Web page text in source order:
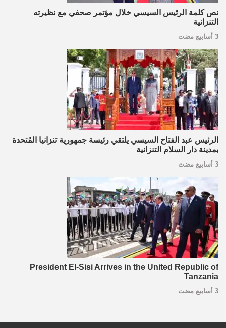
نص كلمة الرئيس السيسي خلال مؤتمر صحفي مع نظيرته
التنزانية
3 أسابيع مضت
الرئيس عبد الفتاح السيسي يلتقي رئيسة جمهورية تنزانيا المُتحدة
بمدينة دار السلام التنزانية
3 أسابيع مضت
President El-Sisi Arrives in the United Republic of
Tanzania
3 أسابيع مضت